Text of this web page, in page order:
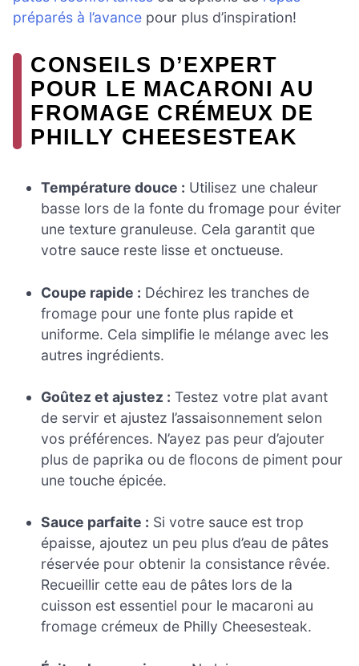
préparés à l’avance pour plus d’inspiration!
CONSEILS D’EXPERT
POUR LE MACARONI AU
FROMAGE CRÉMEUX DE
PHILLY CHEESESTEAK
Température douce : Utilisez une chaleur
basse lors de la fonte du fromage pour éviter
une texture granuleuse. Cela garantit que
votre sauce reste lisse et onctueuse.
Coupe rapide : Déchirez les tranches de
fromage pour une fonte plus rapide et
uniforme. Cela simplifie le mélange avec les
autres ingrédients.
Goûtez et ajustez : Testez votre plat avant
de servir et ajustez l’assaisonnement selon
vos préférences. N’ayez pas peur d’ajouter
plus de paprika ou de flocons de piment pour
une touche épicée.
Sauce parfaite : Si votre sauce est trop
épaisse, ajoutez un peu plus d’eau de pâtes
réservée pour obtenir la consistance rêvée.
Recueillir cette eau de pâtes lors de la
cuisson est essentiel pour le macaroni au
fromage crémeux de Philly Cheesesteak.